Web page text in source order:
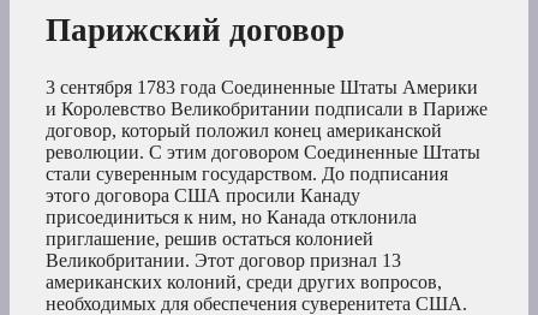
Парижский договор
3 сентября 1783 года Соединенные Штаты Америки
и Королевство Великобритании подписали в Париже
договор, который положил конец американской
революции. С этим договором Соединенные Штаты
стали суверенным государством. До подписания
этого договора США просили Канаду
присоединиться к ним, но Канада отклонила
приглашение, решив остаться колонией
Великобритании. Этот договор признал 13
американских колоний, среди других вопросов,
необходимых для обеспечения суверенитета США.